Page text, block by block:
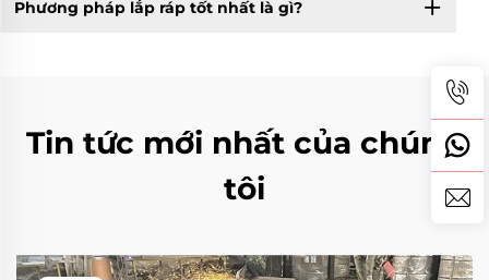
Phương pháp lắp ráp tốt nhất là gì?
Tin tức mới nhất của chúng
tôi